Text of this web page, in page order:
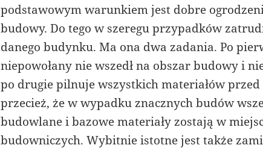
podstawowym warunkiem jest dobre
budowy. Do tego w szeregu przypadków
danego budynku. Ma ona dwa zadania. Po
niepowołany nie wszedł na obszar budowy i
po drugie pilnuje wszystkich materiałów
przecież, że w wypadku znacznych budów
budowlane i bazowe materiały zostają w
budowniczych. Wybitnie istotne jest także